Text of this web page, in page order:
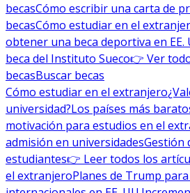
becasCómo escribir una carta de
becasCómo estudiar en el
obtener una beca deportiva en EE.
beca del Instituto Sueco👉 Ver
becasBuscar becas
Cómo estudiar en el extranjero
universidad?Los países más
motivación para estudios en el
admisión en universidadesGestión
estudiantes👉 Leer todos los
el extranjeroPlanes de Trump